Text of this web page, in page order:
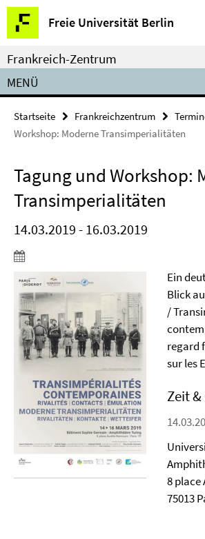
Springe
direkt
zu
Inhalt
Freie Universität Berlin
Service-
Navigation
Frankreich-Zentrum
MENÜ
Startseite Frankreichzentrum
Workshop: Moderne Transimperialitäten
Tagung und Workshop:
Transimperialitäten
14.03.2019 - 16.03.2019
Ein
Blick
/
regard
sur les
Zeit
8 place
75013